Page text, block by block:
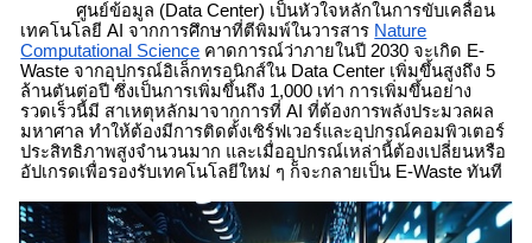
ศูนย์ข้อมูล (Data Center) เป็นหัวใจหลักในการขับเคลื่อน
เทคโนโลยี AI จากการศึกษาที่ตีพิมพ์ในวารสาร Nature
Computational Science คาดการณ์ว่าภายในปี 2030 จะเกิด E-
Waste จากอุปกรณ์อิเล็กทรอนิกส์ใน Data Center เพิ่มขึ้นสูงถึง 5
ล้านตันต่อปี ซึ่งเป็นการเพิ่มขึ้นถึง 1,000 เท่า การเพิ่มขึ้นอย่าง
รวดเร็วนี้มี สาเหตุหลักมาจากการที่ AI ที่ต้องการพลังประมวลผล
มหาศาล ทำให้ต้องมีการติดตั้งเซิร์ฟเวอร์และอุปกรณ์คอมพิวเตอร์
ประสิทธิภาพสูงจำนวนมาก และเมื่ออุปกรณ์เหล่านี้ต้องเปลี่ยนหรือ
อัปเกรดเพื่อรองรับเทคโนโลยีใหม่ ๆ ก็จะกลายเป็น E-Waste ทันที